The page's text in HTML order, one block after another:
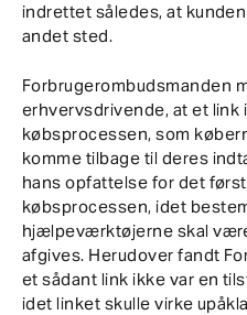
indrettet således, at
andet sted.
Forbrugerombudsmanden
erhvervsdrivende, at et link
købsprocessen, som
komme tilbage til deres
hans opfattelse for det
købsprocessen, idet
hjælpeværktøjerne skal
afgives. Herudover fandt
et sådant link ikke var en
idet linket skulle virke